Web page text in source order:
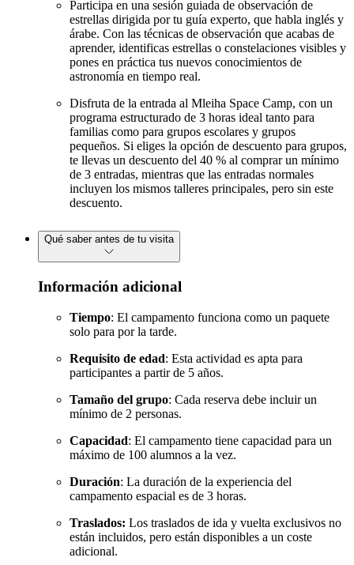
Participa en una sesión guiada de observación de
estrellas dirigida por tu guía experto, que habla inglés y
árabe. Con las técnicas de observación que acabas de
aprender, identificas estrellas o constelaciones visibles y
pones en práctica tus nuevos conocimientos de
astronomía en tiempo real.
Disfruta de la entrada al Mleiha Space Camp, con un
programa estructurado de 3 horas ideal tanto para
familias como para grupos escolares y grupos
pequeños. Si eliges la opción de descuento para grupos,
te llevas un descuento del 40 % al comprar un mínimo
de 3 entradas, mientras que las entradas normales
incluyen los mismos talleres principales, pero sin este
descuento.
Qué saber antes de tu visita
Información adicional
Tiempo: El campamento funciona como un paquete
solo para por la tarde.
Requisito de edad: Esta actividad es apta para
participantes a partir de 5 años.
Tamaño del grupo: Cada reserva debe incluir un
mínimo de 2 personas.
Capacidad: El campamento tiene capacidad para un
máximo de 100 alumnos a la vez.
Duración: La duración de la experiencia del
campamento espacial es de 3 horas.
Traslados: Los traslados de ida y vuelta exclusivos no
están incluidos, pero están disponibles a un coste
adicional.